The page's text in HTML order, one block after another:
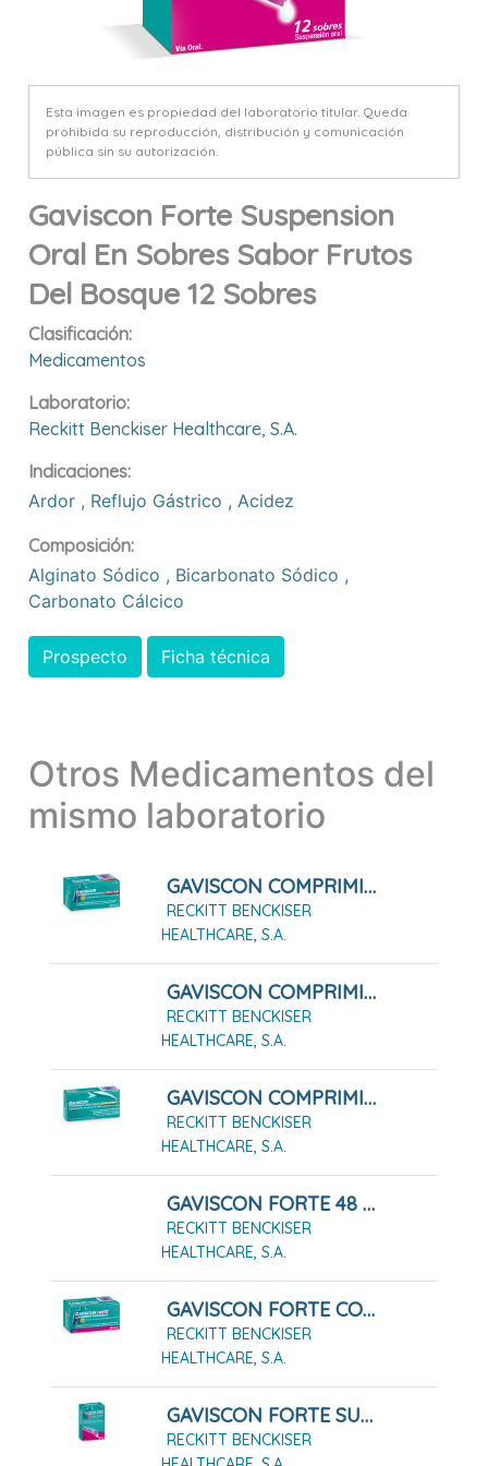
Esta imagen es propiedad del laboratorio titular. Queda
prohibida su reproducción, distribución y comunicación
pública sin su autorización.
Gaviscon Forte Suspension
Oral En Sobres Sabor Frutos
Del Bosque 12 Sobres
Clasificación:
Medicamentos
Laboratorio:
Reckitt Benckiser Healthcare, S.a.
Indicaciones:
Ardor , Reflujo Gástrico , Acidez
Composición:
Alginato Sódico , Bicarbonato Sódico ,
Carbonato Cálcico
Prospecto Ficha técnica
Otros Medicamentos del
mismo laboratorio
GAVISCON COMPRIMIDOS MASTICABLES SABOR FRESA, 24 Comprimidos
RECKITT BENCKISER
HEALTHCARE, S.A.
GAVISCON COMPRIMIDOS MASTICABLES SABOR FRESA, 48 Comprimidos
RECKITT BENCKISER
HEALTHCARE, S.A.
GAVISCON COMPRIMIDOS MASTICABLES SABOR MENTA, 24 Comprimidos Masticables
RECKITT BENCKISER
HEALTHCARE, S.A.
GAVISCON FORTE 48 COMPRIMIDOS MASTICABLES
RECKITT BENCKISER
HEALTHCARE, S.A.
GAVISCON FORTE COMPRIMIDOS MASTICABLES,24 Comprimidos
RECKITT BENCKISER
HEALTHCARE, S.A.
GAVISCON FORTE SUSPENSIÓN ORAL 12 SOBRES
RECKITT BENCKISER